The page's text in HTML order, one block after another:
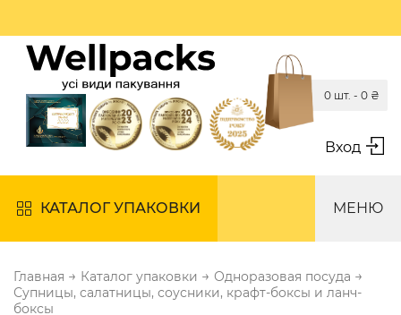
Вход
0 шт. - 0 ₴
КАТАЛОГ УПАКОВКИ МЕНЮ
Главная → Каталог упаковки → Одноразовая посуда →
Супницы, салатницы, соусники, крафт-боксы и ланч-
боксы